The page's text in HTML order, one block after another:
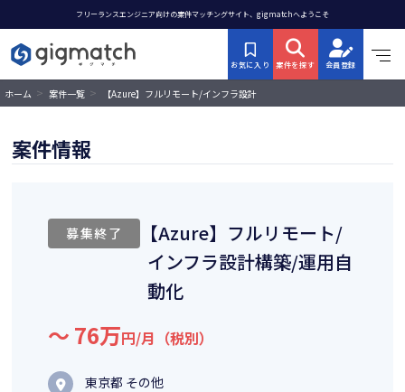
フリーランスエンジニア向けの案件マッチングサイト、gigmatchへようこそ
お気に入り 案件を探す 会員登録
ホーム > 案件一覧 >
【Azure】フルリモート/インフラ設計
案件情報
募集終了
【Azure】フルリモート/
インフラ設計構築/運用自
動化
〜 76万円/月（税別）
東京都 その他